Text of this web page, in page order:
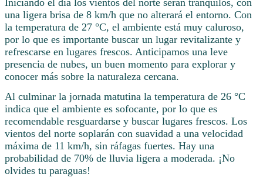
Iniciando el día los vientos del norte serán tranquilos, con
una ligera brisa de 8 km/h que no alterará el entorno. Con
la temperatura de 27 °C, el ambiente está muy caluroso,
por lo que es importante buscar un lugar revitalizante y
refrescarse en lugares frescos. Anticipamos una leve
presencia de nubes, un buen momento para explorar y
conocer más sobre la naturaleza cercana.
Al culminar la jornada matutina la temperatura de 26 °C
indica que el ambiente es sofocante, por lo que es
recomendable resguardarse y buscar lugares frescos. Los
vientos del norte soplarán con suavidad a una velocidad
máxima de 11 km/h, sin ráfagas fuertes. Hay una
probabilidad de 70% de lluvia ligera a moderada. ¡No
olvides tu paraguas!